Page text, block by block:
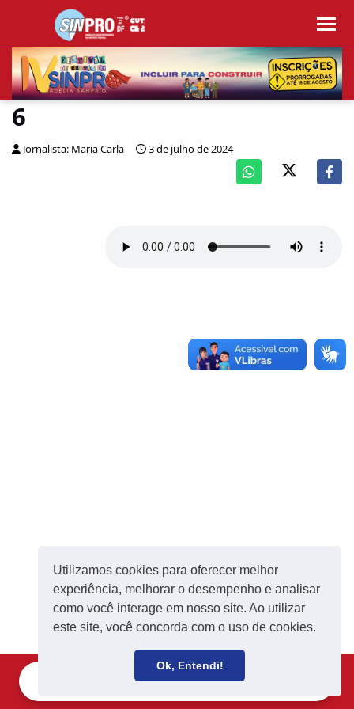
Utilizamos cookies para oferecer melhor
experiência, melhorar o desempenho e analisar
como você interage em nosso site. Ao utilizar
este site, você concorda com o uso de cookies.
Ok, Entendi!
6
Jornalista: Maria Carla 3 de julho de 2024
Receba notícias